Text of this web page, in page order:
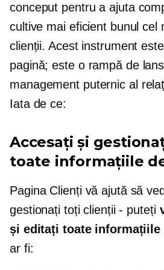
conceput pentru a ajuta
cultive mai eficient bunul cel
clienții. Acest instrument
pagină; este o rampă de
management puternic al
Iata de ce:
Accesați și
toate informațiile
Pagina Clienți vă ajută să
gestionați toți clienții - puteți
și editați toate informațiile
ar fi: